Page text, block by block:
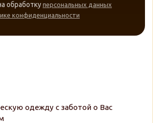
обработку персональных данных
конфиденциальности
одежду с заботой о Вас